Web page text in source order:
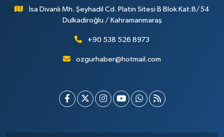
İsa Divanlı Mh. Şeyhadil Cd. Platin Sitesi B Blok Kat:8/54
Dulkadiroğlu / Kahramanmaraş
+90 538 526 8973
ozgurhaber@hotmail.com